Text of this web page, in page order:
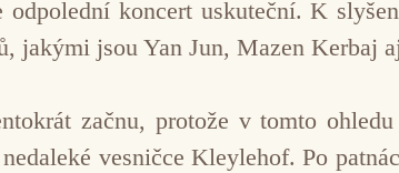
koncert uskuteční. K
jakými jsou Yan Jun, Mazen Kerbaj
začnu, protože v tomto
vesničce Kleylehof. Po